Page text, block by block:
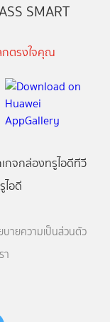
SMART
กตรงใจคุณ
กจกล่องทรูไอดีทีวี
ไอดี
บายความเป็นส่วนตัว
า